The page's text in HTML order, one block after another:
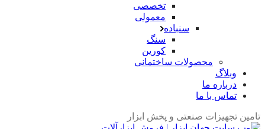
تخصصی
معمولی
سنباده
سنگ
کورین
محصولات ساختمانی
وبلاگ
درباره ما
تماس با ما
تامین تجهیزات صنعتی و پخش ابزار